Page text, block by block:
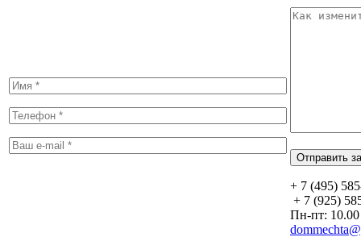
+ 7 (495)
+ 7 (925)
Пн-пт: 10.00